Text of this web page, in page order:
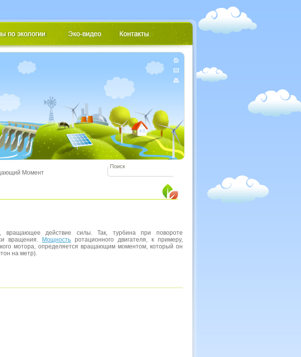
Момент
действие силы. Так, турбина при повороте
вращения.
Мощность ротационного двигателя, к примеру,
мотора, определяется вращающим моментом, который он
на метр).